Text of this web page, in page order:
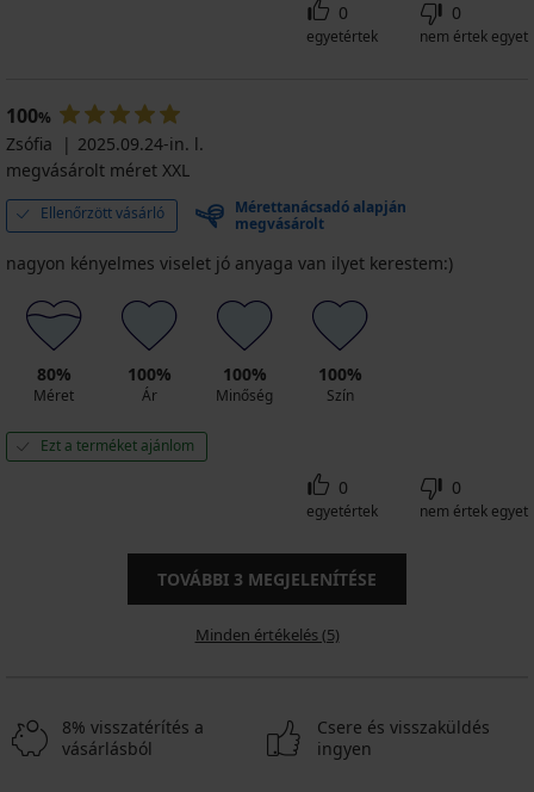
0
egyetértek
0
nem értek egyet
100%
Zsófia
2025.09.24-in. l.
megvásárolt méret XXL
Ellenőrzött vásárló
Mérettanácsadó alapján
megvásárolt
nagyon kényelmes viselet jó anyaga van ilyet kerestem:)
80%
Méret
100%
Ár
100%
Minőség
100%
Szín
Ezt a terméket ajánlom
0
egyetértek
0
nem értek egyet
TOVÁBBI 3 MEGJELENÍTÉSE
Minden értékelés (5)
8% visszatérítés a
vásárlásból
Csere és visszaküldés
ingyen